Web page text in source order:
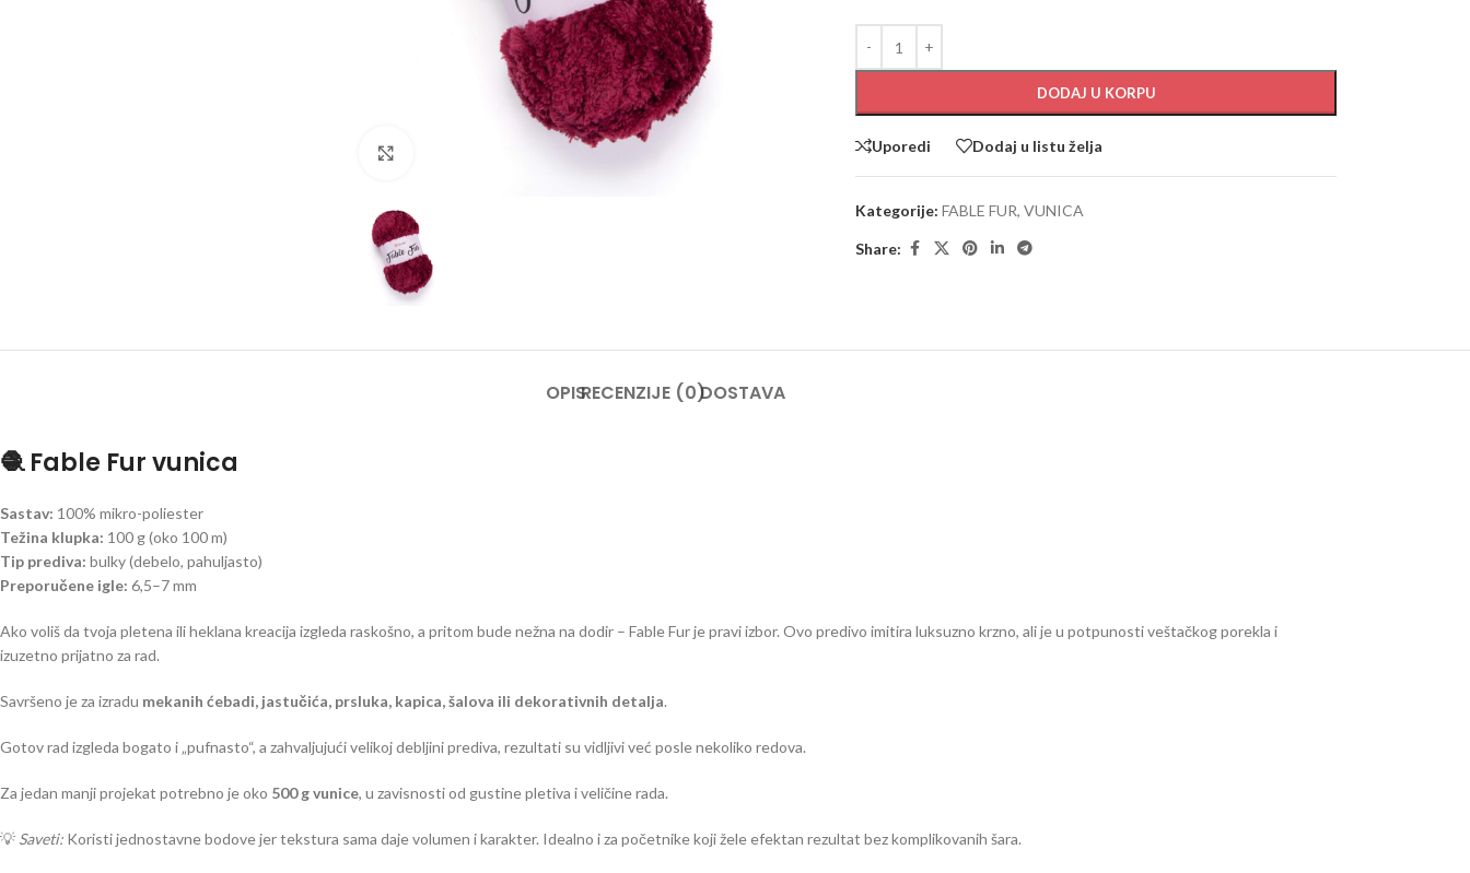
DODAJ U KORPU
Uporedi Dodaj u listu želja
Kategorije: FABLE FUR, VUNICA
Share:
OPISRECENZIJE (0)DOSTAVA
🧶 Fable Fur vunica
Sastav: 100% mikro-poliester
Težina klupka: 100 g (oko 100 m)
Tip prediva: bulky (debelo, pahuljasto)
Preporučene igle: 6,5–7 mm
Ako voliš da tvoja pletena ili heklana kreacija izgleda raskošno, a pritom bude nežna na dodir – Fable Fur je pravi izbor. Ovo predivo imitira luksuzno krzno, ali je u potpunosti veštačkog porekla i
izuzetno prijatno za rad.
Savršeno je za izradu mekanih ćebadi, jastučića, prsluka, kapica, šalova ili dekorativnih detalja.
Gotov rad izgleda bogato i „pufnasto“, a zahvaljujući velikoj debljini prediva, rezultati su vidljivi već posle nekoliko redova.
Za jedan manji projekat potrebno je oko 500 g vunice, u zavisnosti od gustine pletiva i veličine rada.
💡 Saveti: Koristi jednostavne bodove jer tekstura sama daje volumen i karakter. Idealno i za početnike koji žele efektan rezultat bez komplikovanih šara.